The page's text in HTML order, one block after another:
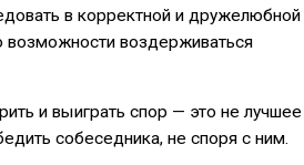
в корректной и дружелюбной
возможности воздерживаться
и выиграть спор — это не лучшее
собеседника, не споря с ним.